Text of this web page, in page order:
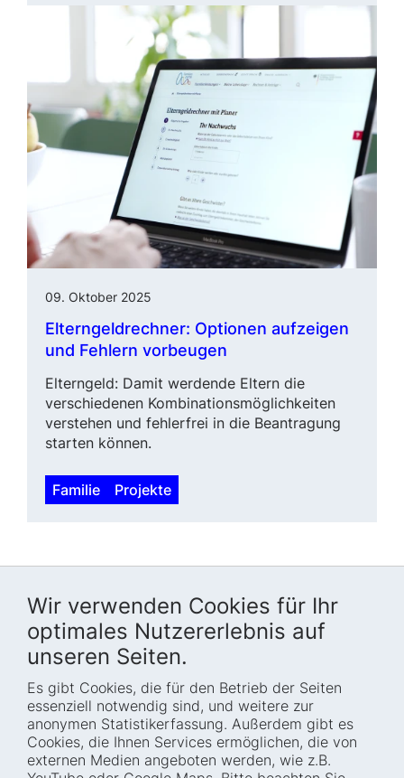
Wir verwenden Cookies für Ihr
optimales Nutzererlebnis auf
unseren Seiten.
Es gibt Cookies, die für den Betrieb der Seiten
essenziell notwendig sind, und weitere zur
anonymen Statistikerfassung. Außerdem gibt es
Cookies, die Ihnen Services ermöglichen, die von
externen Medien angeboten werden, wie z.B.
09. Oktober 2025
Elterngeldrechner: Optionen aufzeigen
und Fehlern vorbeugen
Elterngeld: Damit werdende Eltern die
verschiedenen Kombinations­möglichkeiten
verstehen und fehler­frei in die Beantragung
starten können.
Familie Projekte
Startseite
Wer wir sind
Wie wir arbeiten
Projekte
Blog
Presse
Termine
Barrierefreiheit